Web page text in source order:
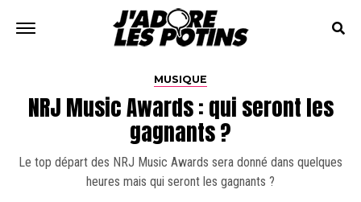
MUSIQUE
NRJ Music Awards : qui seront les
gagnants ?
Le top départ des NRJ Music Awards sera donné dans quelques
heures mais qui seront les gagnants ?